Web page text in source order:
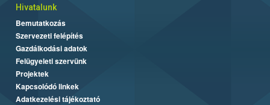
Hivatalunk
Bemutatkozás
Szervezeti felépítés
Gazdálkodási adatok
Felügyeleti szervünk
Projektek
Kapcsolódó linkek
Adatkezelési tájékoztató